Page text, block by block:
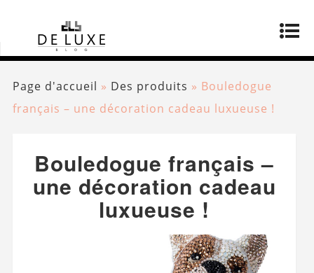
Page d'accueil » Des produits » Bouledogue
français – une décoration cadeau luxueuse !
Bouledogue français –
une décoration cadeau
luxueuse !